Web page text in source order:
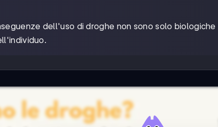
dell'uso di droghe non sono solo